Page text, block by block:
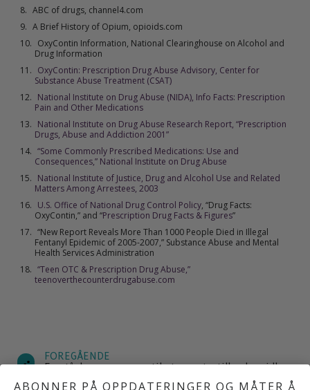
ABC of drugs, channel4.com
A Brief History of Opium, opioids.com
OxyContin Information, National Clearinghouse on Alcohol and
Drug Information
OxyContin: Prescription Drug Abuse Advisory, Center for
Substance Abuse Treatment (CSAT)
National Institute on Drug Abuse (NIDA), Info Facts: Prescription
Pain and Other Medications
National Institute on Drug Abuse Research Report, “Prescription
Drugs, Abuse and Addiction 2001”
“Some Commonly Prescribed Medications: Use and
Consequences,” National Institute on Drug Abuse
National Institute of Justice, Drug and Alcohol Use and Related
Matters Among Arrestees, 2003
U.S. Office of National Drug Control Policy, “Drug Facts:
OxyContin,” and “Prescription Drug Facts & Figures”
“New Report Reveals More Than 1000 People Died in Illegal
Fentanyl Epidemic of 2005-2007,” Substance Abuse and Mental
Health Services Administration
“Teen OTC & Prescription Drug Abuse,”
teenoverthecounterdrugabuse.com
FOREGÅENDE
Forståelse av grunnen til at smertestillende midler
er så AVHENGIGHETSSKAPENDE
ABONNER PÅ OPPDATERINGER OG MÅTER Å